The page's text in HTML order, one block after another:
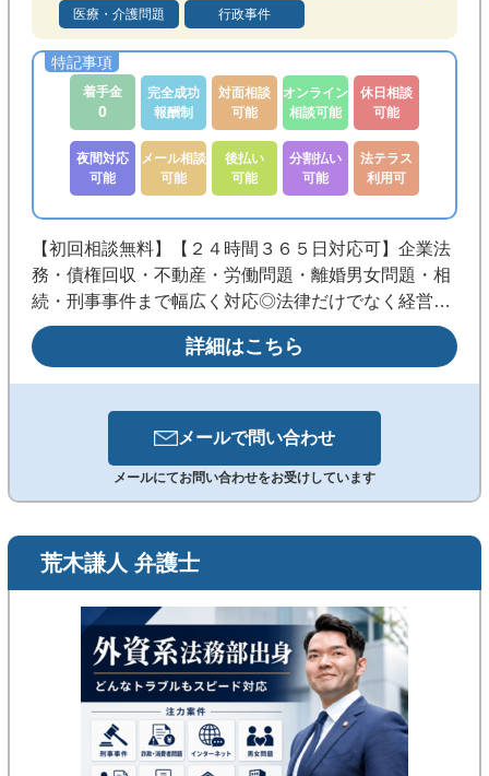
医療・介護問題 行政事件
着手金
0
完全成功
報酬制
対面相談
可能
オンライン
相談可能
休日相談
可能
夜間対応
可能
メール相談
可能
後払い
可能
分割払い
可能
法テラス
利用可
【初回相談無料】【２４時間３６５日対応可】企業法
務・債権回収・不動産・労働問題・離婚男女問題・相
続・刑事事件まで幅広く対応◎法律だけでなく経営・
財務の視点も踏まえた実践的な解決を目指します。
《銀座駅徒歩3分／メール・WEB相談可／夜間・休日
も事前予約で対応》
詳細はこちら
メールで問い合わせ
メールにてお問い合わせをお受けしています
荒木謙人 弁護士